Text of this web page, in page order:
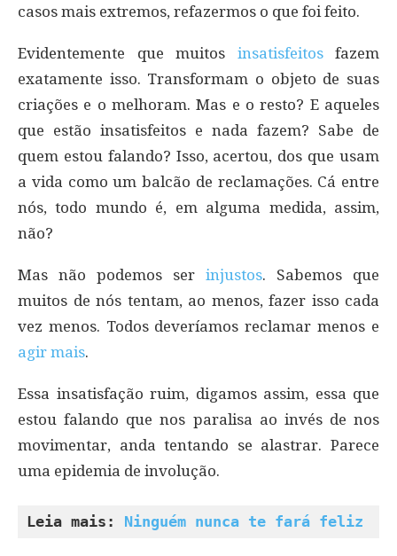
casos mais extremos, refazermos o que foi feito.
Evidentemente que muitos insatisfeitos fazem
exatamente isso. Transformam o objeto de suas
criações e o melhoram. Mas e o resto? E aqueles
que estão insatisfeitos e nada fazem? Sabe de
quem estou falando? Isso, acertou, dos que usam
a vida como um balcão de reclamações. Cá entre
nós, todo mundo é, em alguma medida, assim,
não?
Mas não podemos ser injustos. Sabemos que
muitos de nós tentam, ao menos, fazer isso cada
vez menos. Todos deveríamos reclamar menos e
agir mais.
Essa insatisfação ruim, digamos assim, essa que
estou falando que nos paralisa ao invés de nos
movimentar, anda tentando se alastrar. Parece
uma epidemia de involução.
Leia mais: Ninguém nunca te fará feliz